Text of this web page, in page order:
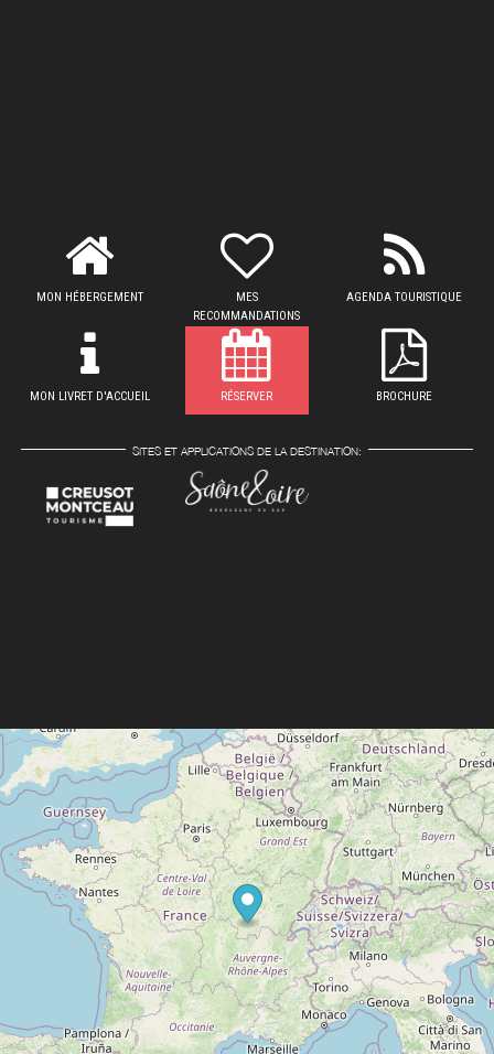
MON HÉBERGEMENT
MES
RECOMMANDATIONS
AGENDA TOURISTIQUE
MON LIVRET D'ACCUEIL RÉSERVER BROCHURE
SITES ET APPLICATIONS DE LA DESTINATION: